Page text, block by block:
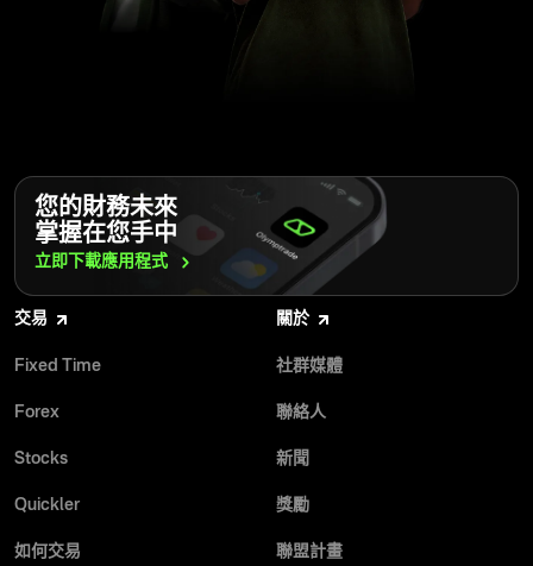
您的財務未來
掌握在您手中
立即下載應用程式
交易
Fixed Time
Forex
Stocks
Quickler
如何交易
關於
社群媒體
聯絡人
新聞
獎勵
聯盟計畫